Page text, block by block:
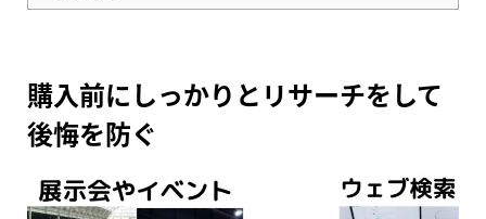
購入前にしっかりとリサーチをして
後悔を防ぐ